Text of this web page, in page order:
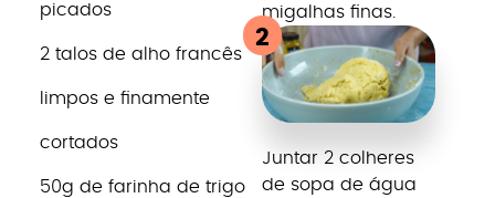
picados
2 talos de alho francês
limpos e finamente
cortados
50g de farinha de trigo
migalhas finas.
2
Juntar 2 colheres
de sopa de água